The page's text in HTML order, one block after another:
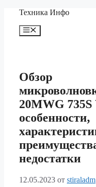
Перейти
содержимому
Техника Инфо
Меню
Обзор
20MWG
особенности,
недостатки
12.05.2023 от stiraladm